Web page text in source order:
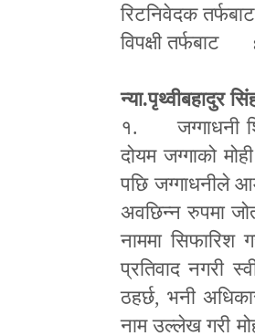
रिटनिवेदक तर्फबाट
विपक्षी तर्फबाट
न्या.पृथ्वीबहादुर
१. जग्गाधनी
दोयम जग्गाको
पछि जग्गाधनीले
अवछिन्न रुपमा
नाममा सिफारिश
प्रतिवाद नगरी
ठहर्छ,भनी
नाम उल्लेख गरी